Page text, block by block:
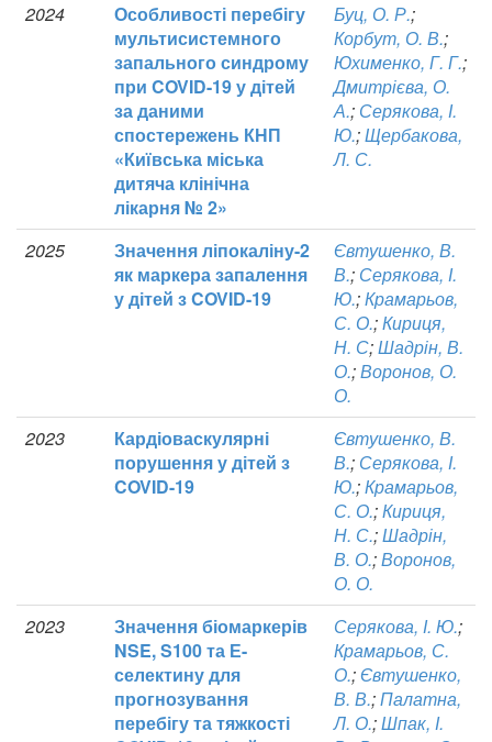
2024
Особливості перебігу
мультисистемного
запального синдрому
при COVID-19 у дітей
за даними
спостережень КНП
«Київська міська
дитяча клінічна
лікарня № 2»
Буц, О. Р.;
Корбут, О. В.;
Юхименко, Г. Г.;
Дмитрієва, О.
А.; Серякова, І.
Ю.;Щербакова,
Л. С.
2025
Значення ліпокаліну-2
як маркера запалення
у дітей з COVID-19
Євтушенко, В.
В.; Серякова, І.
Ю.;Крамарьов,
С. О.;Кириця,
Н. С;Шадрін, В.
О.;Воронов, О.
О.
2023
Кардіоваскулярні
порушення у дітей з
COVID-19
Євтушенко, В.
В.; Серякова, І.
Ю.;Крамарьов,
С. О.;Кириця,
Н. С.;Шадрін,
В. О.;Воронов,
О. О.
2023
Значення біомаркерів
NSE, S100 та Е-
селектину для
прогнозування
перебігу та тяжкості
Серякова, І. Ю.;
Крамарьов, С.
О.;Євтушенко,
В. В.;Палатна,
Л. О.;Шпак, І.